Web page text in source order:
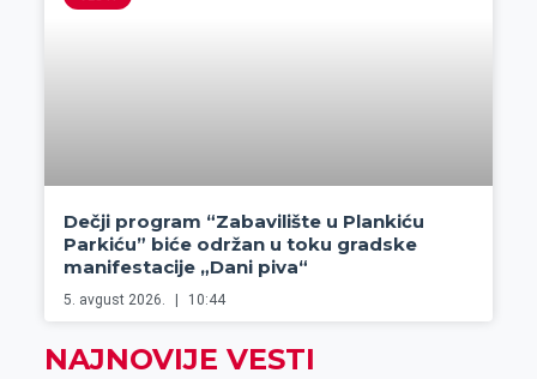
Dečji program “Zabavilište u Plankiću
Parkiću” biće održan u toku gradske
manifestacije „Dani piva“
5. avgust 2026. 10:44
NAJNOVIJE VESTI